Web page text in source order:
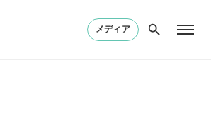
メディア